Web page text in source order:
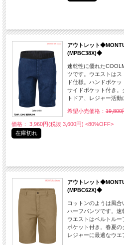
アウトレット
(MPBC38X)◆
速乾性に優れた
ツです。ウエストは
ド仕様。ハンドポケ
サイドポケット付き。
トドア、レジャー活動
希望小売価格： 19,800
価格： 3,960円(税抜 3,600円) <80%OFF>
在庫切れ
アウトレット
(MPBC62X)◆
コットンのようは風
ハーフパンツです。速
ウエストはベルトルー
ポケット付き。春夏
レジャーに最適なウエ